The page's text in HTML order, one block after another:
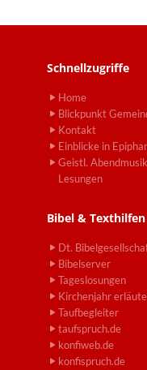
Schnellzugriffe
Home
Blickpunkt
Kontakt
Einblicke in
Geistl.
Lesungen
Bibel & Texthilfen
Dt.
Bibelserver
Tageslosungen
Kirchenjahr
Taufbegleiter
taufspruch.de
konfiweb.de
konfispruch.de